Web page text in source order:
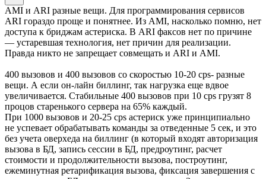
AMI и ARI разные вещи. Для программирования сервисов
ARI гораздо проще и понятнее. Из AMI, насколько помню, нет
доступа к бриджам астериска. В ARI факсов нет по причине
— устаревшая технология, нет причин для реализации.
Правда никто не запрещает совмещать и ARI и AMI.
400 вызовов и 400 вызовов со скоростью 10-20 cps- разные
вещи. А если он-лайн биллинг, так нагрузка еще вдвое
увеличивается. Стабильные 400 вызовов при 10 cps грузят 8
процов старенького сервера на 65% каждый.
При 1000 вызовов и 20-25 cps астериск уже принципиально
не успевает обрабатывать команды за отведенные 5 сек, и это
без учета оверхеда на биллинг (в который входят авторизация
вызова в БД, запись сессии в БД, предроутинг, расчет
стоимости и продолжительности вызова, построутинг,
ежеминутная ретарификация вызова, фиксация завершения с